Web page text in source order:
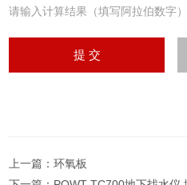
请输入计算结果（填写阿拉伯数字
上一篇：环氧板